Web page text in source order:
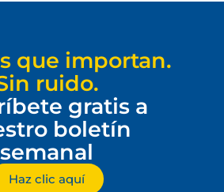
que importan.
ruido.
gratis a
boletín
semanal
Haz clic aquí